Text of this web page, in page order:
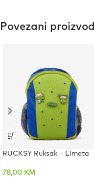
Povezani
RUCKSY Ruksak – Limeta
78,00 KM